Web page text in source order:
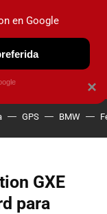
GPS BMW
GXE
para
×
en Google